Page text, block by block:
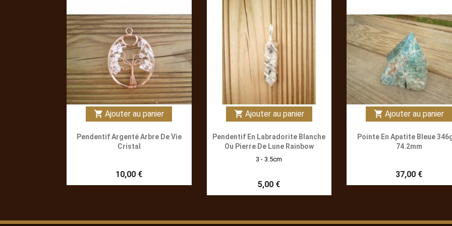
shopping_cart Ajouter au panier
Pendentif Argenté Arbre De Vie
Cristal
10,00 €
shopping_cart Ajouter au panier
Pendentif En Labradorite Blanche
Ou Pierre De Lune Rainbow
3 - 3.5cm
5,00 €
shopping_cart Ajouter au panier
Pointe En Apatite Bleue
74.2mm
37,00 €